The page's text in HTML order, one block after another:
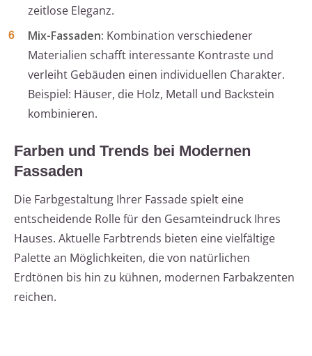
zeitlose Eleganz.
Mix-Fassaden: Kombination verschiedener
Materialien schafft interessante Kontraste und
verleiht Gebäuden einen individuellen Charakter.
Beispiel: Häuser, die Holz, Metall und Backstein
kombinieren.
Farben und Trends bei Modernen
Fassaden
Die Farbgestaltung Ihrer Fassade spielt eine
entscheidende Rolle für den Gesamteindruck Ihres
Hauses. Aktuelle Farbtrends bieten eine vielfältige
Palette an Möglichkeiten, die von natürlichen
Erdtönen bis hin zu kühnen, modernen Farbakzenten
reichen.